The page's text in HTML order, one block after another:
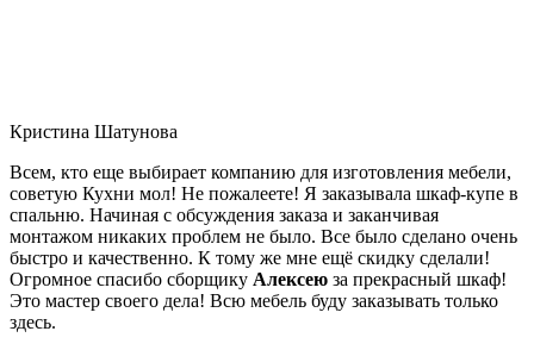
Кристина Шатунова
Всем, кто еще выбирает компанию для изготовления мебели,
советую Кухни мол! Не пожалеете! Я заказывала шкаф-купе в
спальню. Начиная с обсуждения заказа и заканчивая
монтажом никаких проблем не было. Все было сделано очень
быстро и качественно. К тому же мне ещё скидку сделали!
Огромное спасибо сборщику Алексею за прекрасный шкаф!
Это мастер своего дела! Всю мебель буду заказывать только
здесь.